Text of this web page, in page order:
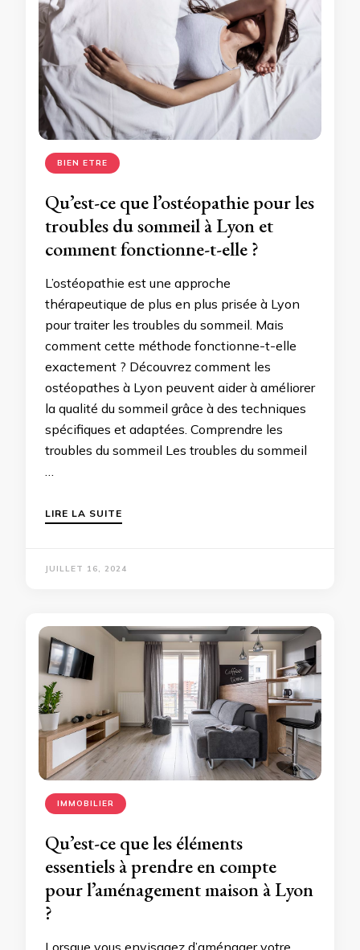
BIEN ETRE
Qu’est-ce que l’ostéopathie pour les
troubles du sommeil à Lyon et
comment fonctionne-t-elle ?
L’ostéopathie est une approche
thérapeutique de plus en plus prisée à Lyon
pour traiter les troubles du sommeil. Mais
comment cette méthode fonctionne-t-elle
exactement ? Découvrez comment les
ostéopathes à Lyon peuvent aider à améliorer
la qualité du sommeil grâce à des techniques
spécifiques et adaptées. Comprendre les
troubles du sommeil Les troubles du sommeil
LIRE LA SUITE
JUILLET 16, 2024
IMMOBILIER
Qu’est-ce que les éléments
essentiels à prendre en compte
pour l’aménagement maison à Lyon
?
Lorsque vous envisagez d’aménager votre